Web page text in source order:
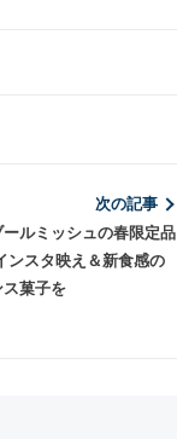
次の記事
ルミッシュの春限定品
ンスタ映え＆新食感の
菓子を